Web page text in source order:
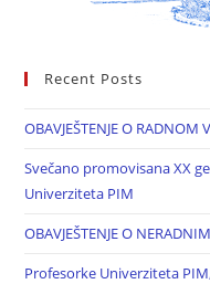
Recent Posts
OBAVJEŠTENJE O RADNOM
Svečano promovisana XX
Univerziteta PIM
OBAVJEŠTENJE O
Profesorke Univerziteta